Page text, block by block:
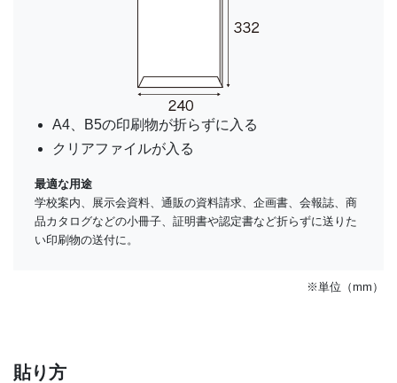
A4、B5の印刷物が折らずに入る
クリアファイルが入る
最適な用途
学校案内、展示会資料、通販の資料請求、企画書、会報誌、商
品カタログなどの小冊子、証明書や認定書など折らずに送りた
い印刷物の送付に。
※単位（mm）
貼り方